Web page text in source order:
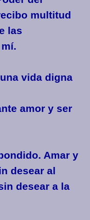
multitud
las
vida digna
amor y ser
Amar y
desear al
desear a la